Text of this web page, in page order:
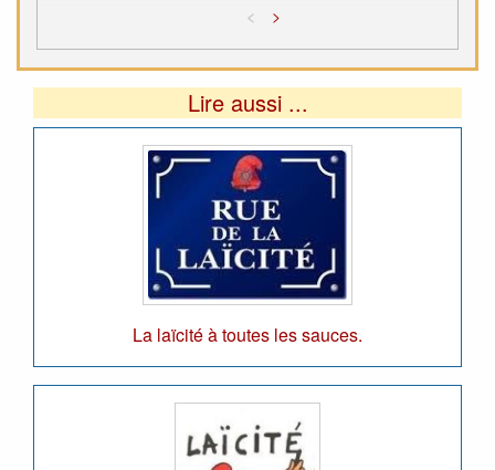
< >
Lire aussi ...
La laïcité à toutes les sauces.